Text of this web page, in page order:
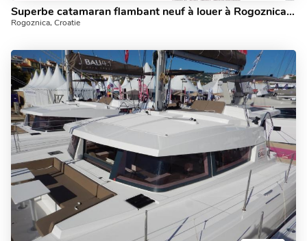
Superbe catamaran flambant neuf à louer à Rogoznica, en Croatie, pouvant accueillir jusqu'à 8 personnes.
Rogoznica, Croatie